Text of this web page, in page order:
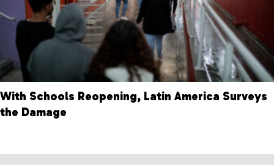
With Schools Reopening, Latin America Surveys
the Damage